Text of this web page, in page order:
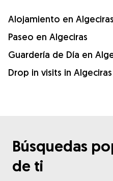
Alojamiento en Algeciras
Paseo en Algeciras
Guardería de Día en
Drop in visits in Algeciras
Búsquedas
de ti